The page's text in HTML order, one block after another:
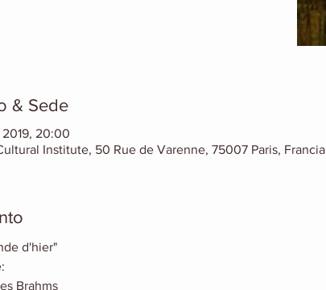
& Sede
20:00
Institute, 50 Rue de Varenne, 75007 Paris, Francia
d'hier"
Brahms